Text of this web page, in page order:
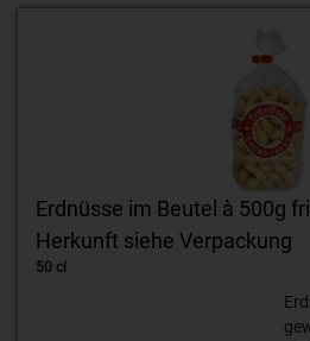
Erdnüsse im Beutel à 500g
Herkunft siehe Verpackung
50 cl